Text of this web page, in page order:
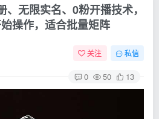
无限实名、0粉开播技术，
操作，适合批量矩阵
关注 私信
0 50 13